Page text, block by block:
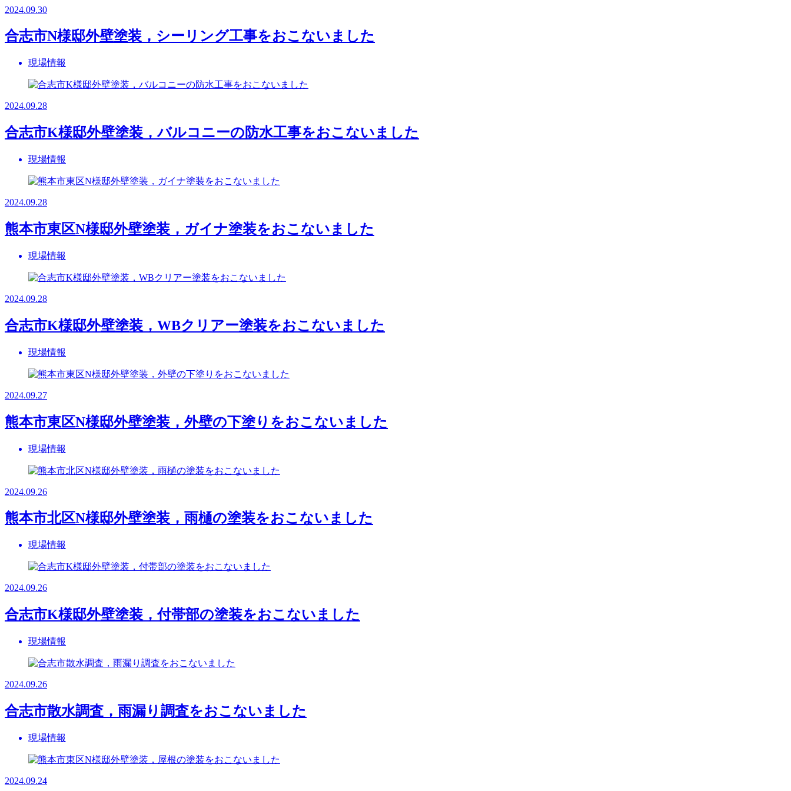
2024.09.30
合志市N様邸外壁塗装，シーリング工事をおこないました
現場情報
2024.09.28
合志市K様邸外壁塗装，バルコニーの防水工事をおこないました
現場情報
2024.09.28
熊本市東区N様邸外壁塗装，ガイナ塗装をおこないました
現場情報
2024.09.28
合志市K様邸外壁塗装，WBクリアー塗装をおこないました
現場情報
2024.09.27
熊本市東区N様邸外壁塗装，外壁の下塗りをおこないました
現場情報
2024.09.26
熊本市北区N様邸外壁塗装，雨樋の塗装をおこないました
現場情報
2024.09.26
合志市K様邸外壁塗装，付帯部の塗装をおこないました
現場情報
2024.09.26
合志市散水調査，雨漏り調査をおこないました
現場情報
2024.09.24